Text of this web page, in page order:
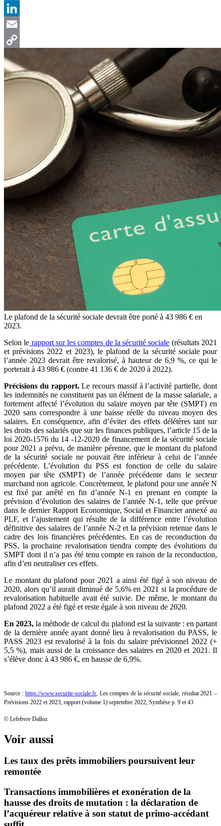
Twitter
LinkedIn
Email
Copy
Link
Le plafond de la sécurité sociale devrait être porté à 43 986 € en
2023.
Selon le rapport sur les comptes de la sécurité sociale (résultats 2021
et prévisions 2022 et 2023), le plafond de la sécurité sociale pour
l’année 2023 devrait être revalorisé, à hauteur de 6,9 %, ce qui le
porterait à 43 986 € (contre 41 136 € de 2020 à 2022).
Précisions du rapport.Le recours massif à l’activité partielle, dont
les indemnités ne constituent pas un élément de la masse salariale, a
fortement affecté l’évolution du salaire moyen par tête (SMPT) en
2020 sans correspondre à une baisse réelle du niveau moyen des
salaires. En conséquence, afin d’éviter des effets délétères tant sur
les droits des salariés que sur les finances publiques, l’article 15 de la
loi 2020-1576 du 14 -12-2020 de financement de la sécurité sociale
pour 2021 a prévu, de manière pérenne, que le montant du plafond
de la sécurité sociale ne pouvait être inférieur à celui de l’année
précédente. L’évolution du PSS est fonction de celle du salaire
moyen par tête (SMPT) de l’année précédente dans le secteur
marchand non agricole. Concrètement, le plafond pour une année N
est fixé par arrêté en fin d’année N-1 en prenant en compte la
prévision d’évolution des salaires de l’année N-1, telle que prévue
dans le dernier Rapport Economique, Social et Financier annexé au
PLF, et l’ajustement qui résulte de la différence entre l’évolution
définitive des salaires de l’année N-2 et la prévision retenue dans le
cadre des lois financières précédentes. En cas de reconduction du
PSS, la prochaine revalorisation tiendra compte des évolutions du
SMPT dont il n’a pas été tenu compte en raison de la reconduction,
afin d’en neutraliser ces effets.
Le montant du plafond pour 2021 a ainsi été figé à son niveau de
2020, alors qu’il aurait diminué de 5,6% en 2021 si la procédure de
revalorisation habituelle avait été suivie. De même, le montant du
plafond 2022 a été figé et reste égale à son niveau de 2020.
En 2023, la méthode de calcul du plafond est la suivante : en partant
de la dernière année ayant donné lieu à revalorisation du PASS, le
PASS 2023 est revalorisé à la fois du salaire prévisionnel 2022 (+
5,5 %), mais aussi de la croissance des salaires en 2020 et 2021. Il
s’élève donc à 43 986 €, en hausse de 6,9%.
Source :https://www.securite-sociale.fr , Les comptes de la sécurité sociale, résultat 2021 –
Prévisions 2022 et 2023, rapport (volume 1) septembre 2022, Synthèse p. 9 et 43
© Lefebvre Dalloz
Voir aussi
Les taux des prêts immobiliers poursuivent leur
remontée
Transactions immobilières et exonération de la
hausse des droits de mutation : la déclaration de
l’acquéreur relative à son statut de primo-accédant